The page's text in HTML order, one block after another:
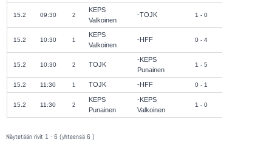
15.2 09:30 2
KEPS
Valkoinen
TOJK 1 - 0
15.2 10:30 1
KEPS
Valkoinen
HFF 0 - 4
15.2 10:30 2 TOJK
KEPS
Punainen
1 - 5
15.2 11:30 1 TOJK HFF 0 - 1
15.2 11:30 2
KEPS
Punainen
KEPS
Valkoinen
1 - 0
Näytetään rivit 1 - 6 (yhteensä 6 )